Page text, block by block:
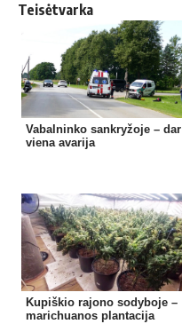
Teisėtvarka
Vabalninko sankryžoje – dar
viena avarija
Kupiškio rajono sodyboje –
marichuanos plantacija